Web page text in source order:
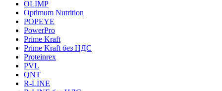
OLIMP
Optimum Nutrition
POPEYE
PowerPro
Prime Kraft
Prime Kraft без НДС
Proteinrex
PVL
QNT
R-LINE